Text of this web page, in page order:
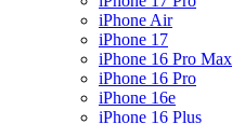
iPhone Air
iPhone 17
iPhone 16 Pro Max
iPhone 16 Pro
iPhone 16e
iPhone 16 Plus